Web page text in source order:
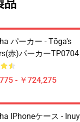
品
パーカー - Tōga's
赤)パーカーTP0704
- ￥724,275
IPhoneケース -